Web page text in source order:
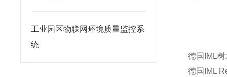
工业园区物联网环境质量监控系
统
德国IML
德国IML